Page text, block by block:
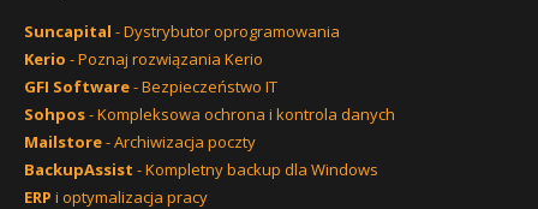
Suncapital - Dystrybutor oprogramowania
Kerio - Poznaj rozwiązania Kerio
GFI Software- Bezpieczeństwo IT
Sohpos- Kompleksowa ochrona i kontrola danych
Mailstore- Archiwizacja poczty
BackupAssist - Kompletny backup dla Windows
ERP i optymalizacja pracy